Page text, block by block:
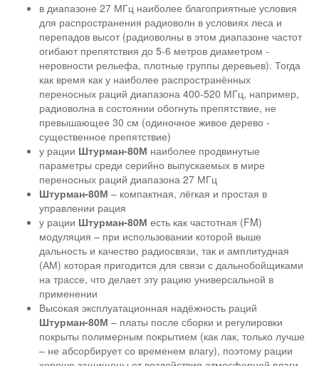
в диапазоне 27 МГц наиболее благоприятные условия
для распространения радиоволн в условиях леса и
перепадов высот (радиоволны в этом диапазоне частот
огибают препятствия до 5-6 метров диаметром -
неровности рельефа, плотные группы деревьев). Тогда
как время как у наиболее распространённых
переносных раций диапазона 400-520 МГц, например,
радиоволна в состоянии обогнуть препятствие, не
превышающее 30 см (одиночное живое дерево -
существенное препятствие)
у рации Штурман-80М наиболее продвинутые
параметры среди серийно выпускаемых в мире
переносных раций диапазона 27 МГц
Штурман-80М – компактная, лёгкая и простая в
управлении рация
у рации Штурман-80М есть как частотная (FM)
модуляция – при использовании которой выше
дальность и качество радиосвязи, так и амплитудная
(АМ) которая пригодится для связи с дальнобойщиками
на трассе, что делает эту рацию универсальной в
применении
Высокая эксплуатационная надёжность раций
Штурман-80М – платы после сборки и регулировки
покрыты полимерным покрытием (как лак, только лучше
– не абсорбирует со временем влагу), поэтому рации